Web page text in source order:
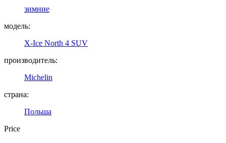
зимние
модель:
X-Ice North 4 SUV
производитель:
Michelin
страна:
Польша
Price